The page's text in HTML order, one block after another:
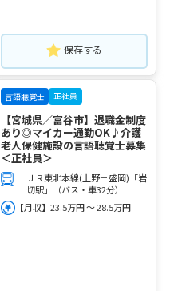
保存する
言語聴覚士 正社員
【宮城県／富谷市】退職金制度
あり◎マイカー通勤OK♪介護
老人保健施設の言語聴覚士募集
＜正社員＞
ＪＲ東北本線(上野－盛岡)「岩
切駅」（バス・車32分）
【月収】23.5万円 ～ 28.5万円